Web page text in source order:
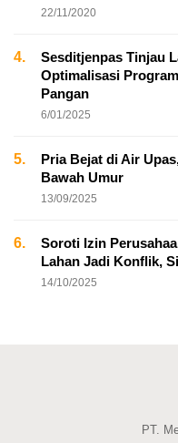
22/11/2020
4.
Sesditjenpas Tinjau
Optimalisasi
Pangan
6/01/2025
5.
Pria Bejat di Air
Bawah Umur
13/09/2025
6.
Soroti Izin
Lahan Jadi
14/10/2025
PT.